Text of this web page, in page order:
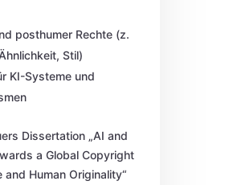
posthumer Rechte (z.
Stil)
KI-Systeme und
Dissertation „AI and
a Global Copyright
Human Originality“